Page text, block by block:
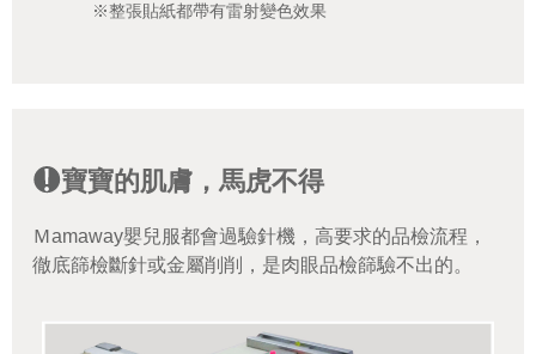
※整張貼紙都帶有雷射變色效果
寶寶的肌膚，馬虎不得
Ｍamaway嬰兒服都會過驗針機，高要求的品檢流程，
徹底篩檢斷針或金屬削削，是肉眼品檢篩驗不出的。